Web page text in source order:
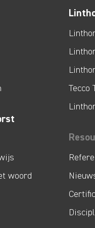
woord
Tecco